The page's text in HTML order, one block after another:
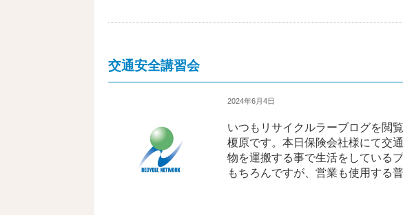
交通安全講習会
2024年6月4日
いつもリサイクルラーブログを閲
榎原です。本日保険会社様にて交
物を運搬する事で生活をしている
もちろんですが、営業も使用する